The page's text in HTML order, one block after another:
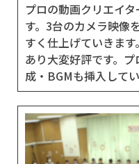
プロの動画クリエイ
す。3台のカメラ映像
すく仕上げていきま
あり大変好評です。
成・BGMも挿入してい